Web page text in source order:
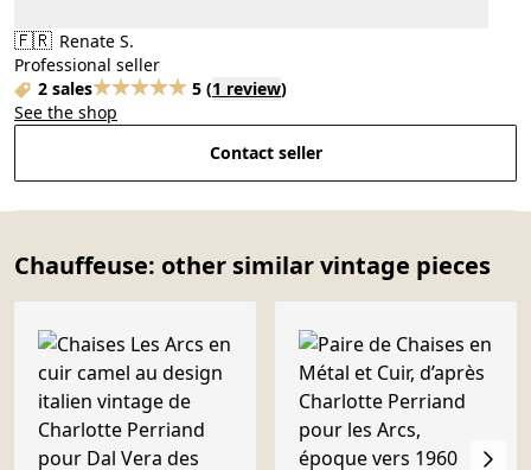
🇫🇷 Renate S.
Professional seller
2 sales
5 (1 review)
See the shop
Contact seller
Chauffeuse: other similar vintage pieces